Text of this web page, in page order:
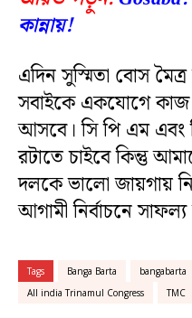
কান্নায়!
এদিন সুস্মিতা বোস
সবাইকে একযোগে
আসবে। সি পি এম
রটাতে চাইবে কিন্তু
দলকে ভালো জায়গায়
আগামী নির্বাচনে
Tags Banga Barta bangabarta
All india Trinamul Congress
TMC